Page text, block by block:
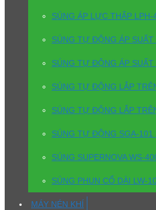
SÚNG ÁP LỰC THẤP
SÚNG TỰ ĐỘNG ÁP
SÚNG TỰ ĐỘNG ÁP SUẤT
SÚNG TỰ ĐỘNG LẮP
SÚNG TỰ ĐỘNG LẮP
SÚNG TỰ ĐỘNG SGA-101
SÚNG SUPERNOVA WS-
SÚNG PHUN CỔ DÀI LW-
MÁY NÉN KHÍ